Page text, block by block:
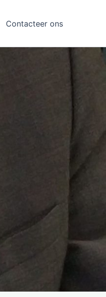
Contacteer ons